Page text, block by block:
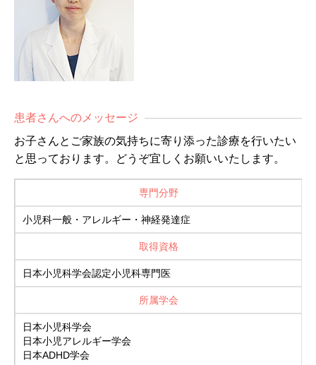
患者さんへのメッセージ
お子さんとご家族の気持ちに寄り添った診療を行いたい
と思っております。どうぞ宜しくお願いいたします。
専門分野
小児科一般・アレルギー・神経発達症
取得資格
日本小児科学会認定小児科専門医
所属学会
日本小児科学会
日本小児アレルギー学会
日本ADHD学会